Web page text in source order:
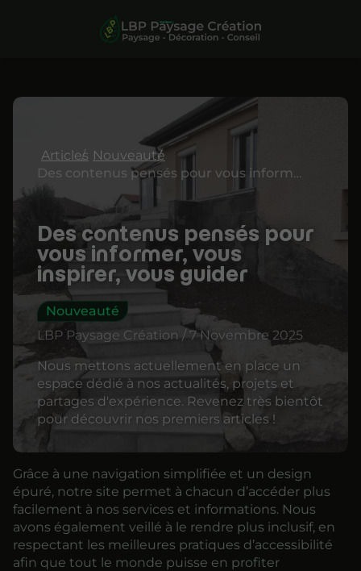
Articles Nouveauté
Des contenus pensés pour vous informer, vous inspirer, vous guider
Des contenus pensés pour
vous informer, vous
inspirer, vous guider
Nouveauté
LBP Paysage Création / 7 Novembre 2025
Nous mettons actuellement en place un
espace dédié à nos actualités, projets et
partages d'expérience. Revenez très bientôt
pour découvrir nos premiers articles !
Grâce à une navigation simplifiée et un design
épuré, notre site permet à chacun d’accéder plus
facilement à nos services et informations. Nous
avons également veillé à le rendre plus inclusif, en
respectant les meilleures pratiques d’accessibilité
afin que tout le monde puisse en profiter